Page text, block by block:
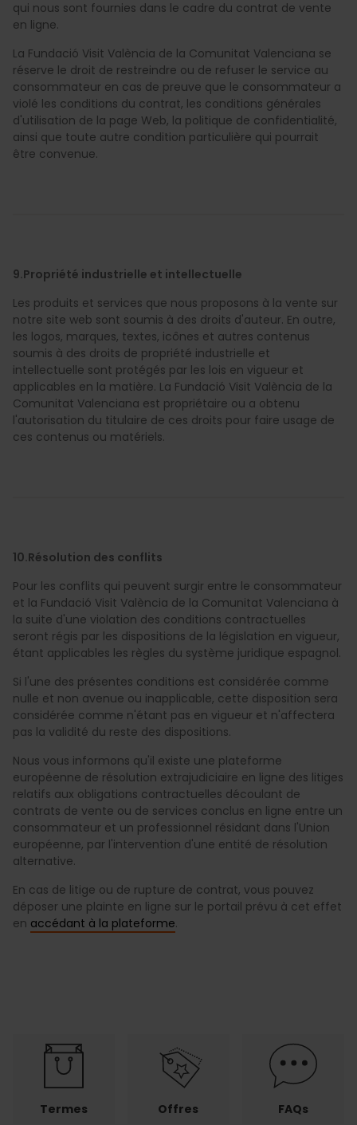
qui nous sont fournies dans le cadre du contrat de vente
en ligne.
La Fundació Visit València de la Comunitat Valenciana se
réserve le droit de restreindre ou de refuser le service au
consommateur en cas de preuve que le consommateur a
violé les conditions du contrat, les conditions générales
d'utilisation de la page Web, la politique de confidentialité,
ainsi que toute autre condition particulière qui pourrait
être convenue.
9.Propriété industrielle et intellectuelle
Les produits et services que nous proposons à la vente sur
notre site web sont soumis à des droits d'auteur. En outre,
les logos, marques, textes, icônes et autres contenus
soumis à des droits de propriété industrielle et
intellectuelle sont protégés par les lois en vigueur et
applicables en la matière. La Fundació Visit València de la
Comunitat Valenciana est propriétaire ou a obtenu
l'autorisation du titulaire de ces droits pour faire usage de
ces contenus ou matériels.
10.Résolution des conflits
Pour les conflits qui peuvent surgir entre le consommateur
et la Fundació Visit València de la Comunitat Valenciana à
la suite d'une violation des conditions contractuelles
seront régis par les dispositions de la législation en vigueur,
étant applicables les règles du système juridique espagnol.
Si l'une des présentes conditions est considérée comme
nulle et non avenue ou inapplicable, cette disposition sera
considérée comme n'étant pas en vigueur et n'affectera
pas la validité du reste des dispositions.
Nous vous informons qu'il existe une plateforme
européenne de résolution extrajudiciaire en ligne des litiges
relatifs aux obligations contractuelles découlant de
contrats de vente ou de services conclus en ligne entre un
consommateur et un professionnel résidant dans l'Union
européenne, par l'intervention d'une entité de résolution
alternative.
En cas de litige ou de rupture de contrat, vous pouvez
déposer une plainte en ligne sur le portail prévu à cet effet
en accédant à la plateforme.
Termes Offres FAQs